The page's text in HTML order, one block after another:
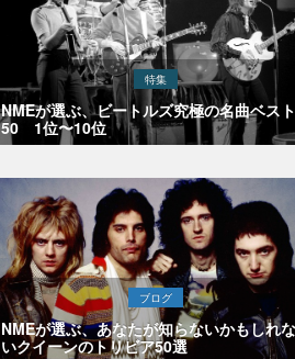
特集
NMEが選ぶ、ビートルズ究極の名曲ベスト
50 1位〜10位
ブログ
NMEが選ぶ、あなたが知らないかもしれな
いクイーンのトリビア50選